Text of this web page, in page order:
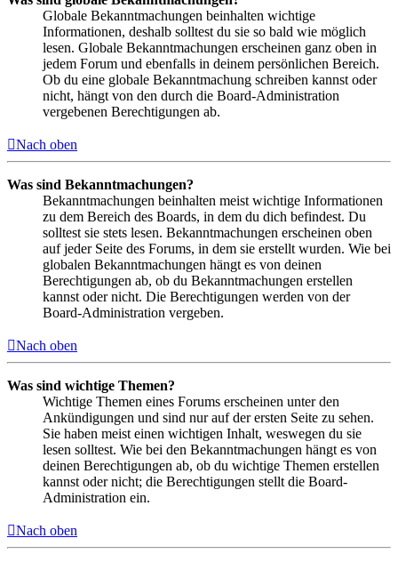
Globale Bekanntmachungen beinhalten wichtige
Informationen, deshalb solltest du sie so bald wie möglich
lesen. Globale Bekanntmachungen erscheinen ganz oben in
jedem Forum und ebenfalls in deinem persönlichen Bereich.
Ob du eine globale Bekanntmachung schreiben kannst oder
nicht, hängt von den durch die Board-Administration
vergebenen Berechtigungen ab.
Nach oben
Was sind Bekanntmachungen?
Bekanntmachungen beinhalten meist wichtige Informationen
zu dem Bereich des Boards, in dem du dich befindest. Du
solltest sie stets lesen. Bekanntmachungen erscheinen oben
auf jeder Seite des Forums, in dem sie erstellt wurden. Wie bei
globalen Bekanntmachungen hängt es von deinen
Berechtigungen ab, ob du Bekanntmachungen erstellen
kannst oder nicht. Die Berechtigungen werden von der
Board-Administration vergeben.
Nach oben
Was sind wichtige Themen?
Wichtige Themen eines Forums erscheinen unter den
Ankündigungen und sind nur auf der ersten Seite zu sehen.
Sie haben meist einen wichtigen Inhalt, weswegen du sie
lesen solltest. Wie bei den Bekanntmachungen hängt es von
deinen Berechtigungen ab, ob du wichtige Themen erstellen
kannst oder nicht; die Berechtigungen stellt die Board-
Administration ein.
Nach oben